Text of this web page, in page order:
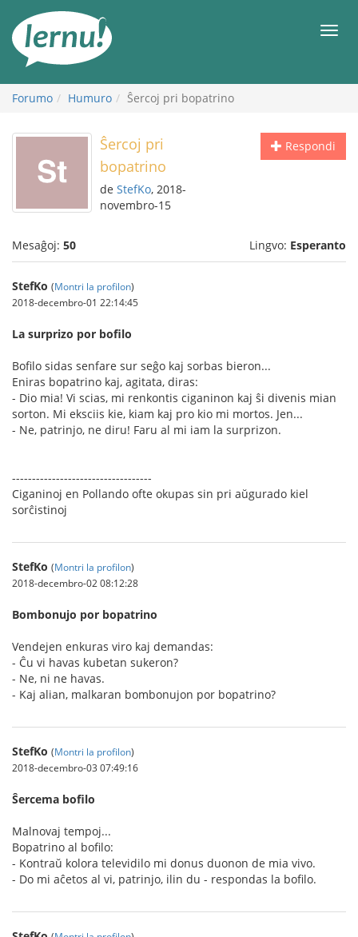
enhavo
Forumo Humuro Ŝercoj pri bopatrino
Respondi
Ŝercoj pri
bopatrino
de StefKo, 2018-
novembro-15
Mesaĝoj: 50 Lingvo: Esperanto
StefKo (Montri la profilon)
2018-decembro-01 22:14:45
La surprizo por bofilo
Bofilo sidas senfare sur seĝo kaj sorbas bieron...
Eniras bopatrino kaj, agitata, diras:
- Dio mia! Vi scias, mi renkontis ciganinon kaj ŝi divenis mian
sorton. Mi eksciis kie, kiam kaj pro kio mi mortos. Jen...
- Ne, patrinjo, ne diru! Faru al mi iam la surprizon.
-----------------------------------
Ciganinoj en Pollando ofte okupas sin pri aŭgurado kiel
sorĉistinoj
StefKo (Montri la profilon)
2018-decembro-02 08:12:28
Bombonujo por bopatrino
Vendejen enkuras viro kaj demandas:
- Ĉu vi havas kubetan sukeron?
- Ne, ni ne havas.
- Kaj alian, malkaran bombonujon por bopatrino?
StefKo (Montri la profilon)
2018-decembro-03 07:49:16
Ŝercema bofilo
Malnovaj tempoj...
Bopatrino al bofilo:
- Kontraŭ kolora televidilo mi donus duonon de mia vivo.
- Do mi aĉetos al vi, patrinjo, ilin du - respondas la bofilo.